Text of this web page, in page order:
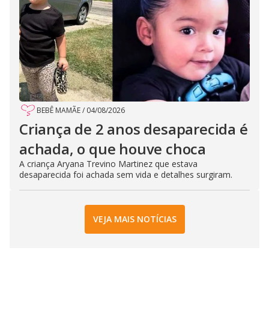
BEBÊ MAMÃE/ 04/08/2026
Criança de 2 anos desaparecida é
achada, o que houve choca
A criança Aryana Trevino Martinez que estava
desaparecida foi achada sem vida e detalhes surgiram.
VEJA MAIS NOTÍCIAS